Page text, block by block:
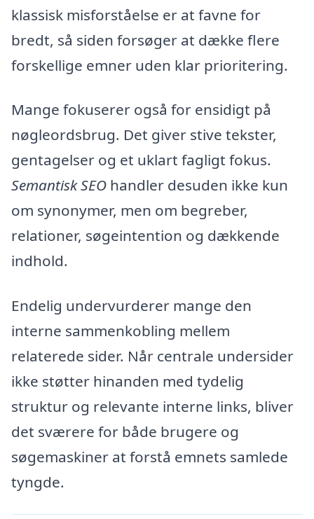
klassisk misforståelse er at favne for
bredt, så siden forsøger at dække flere
forskellige emner uden klar prioritering.
Mange fokuserer også for ensidigt på
nøgleordsbrug. Det giver stive tekster,
gentagelser og et uklart fagligt fokus.
Semantisk SEO handler desuden ikke kun
om synonymer, men om begreber,
relationer, søgeintention og dækkende
indhold.
Endelig undervurderer mange den
interne sammenkobling mellem
relaterede sider. Når centrale undersider
ikke støtter hinanden med tydelig
struktur og relevante interne links, bliver
det sværere for både brugere og
søgemaskiner at forstå emnets samlede
tyngde.